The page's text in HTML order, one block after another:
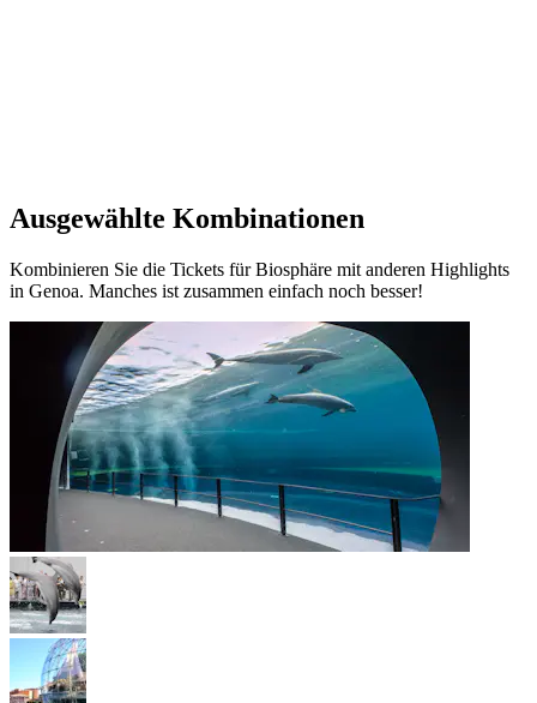
Ausgewählte Kombinationen
Kombinieren Sie die Tickets für Biosphäre mit anderen Highlights
in Genoa. Manches ist zusammen einfach noch besser!